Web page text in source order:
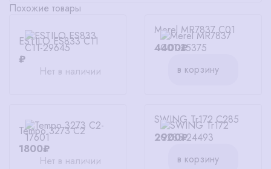
Похожие товары
ESTILO ES833 C11
₽
Нет в наличии
Merel MR7837 C01
4400₽
в корзину
Tempo 3273 C2
1800₽
Нет в наличии
SWING Tr172 C285
2900₽
в корзину